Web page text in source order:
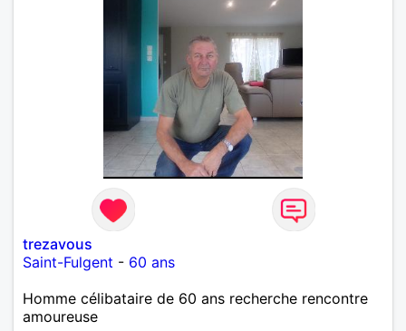
trezavous
Saint-Fulgent - 60 ans
Homme célibataire de 60 ans recherche rencontre
amoureuse